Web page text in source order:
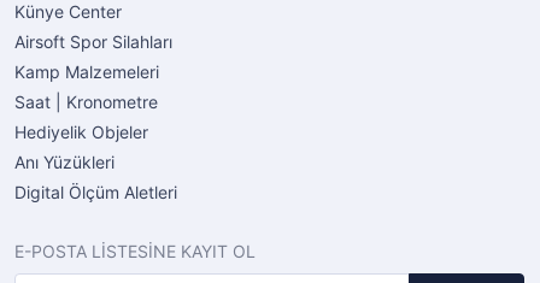
Künye Center
Airsoft Spor Silahları
Kamp Malzemeleri
Saat | Kronometre
Hediyelik Objeler
Anı Yüzükleri
Digital Ölçüm Aletleri
E-POSTA LİSTESİNE KAYIT OL